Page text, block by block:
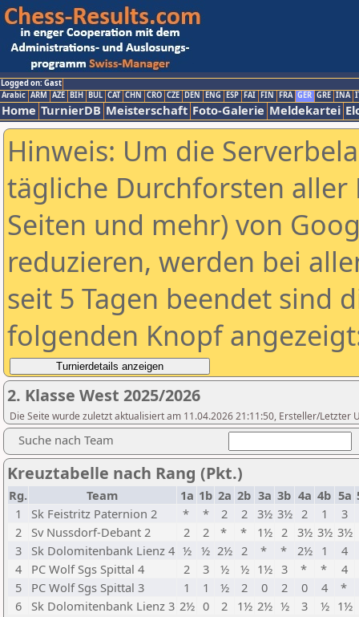
Logged on: Gast
Arabic ARM AZE BIH BUL CAT CHN CRO CZE DEN ENG ESP FAI FIN FRA GER GRE INA
Home TurnierDB Meisterschaft Foto-Galerie Meldekartei
Hinweis: Um die
tägliche Durchforsten aller
Seiten und mehr) von
reduzieren, werden bei
seit 5 Tagen beendet sind
folgenden Knopf
2. Klasse West 2025/2026
Die Seite wurde zuletzt aktualisiert am 11.04.2026 21:11:50, Ersteller/Letzter
Suche nach Team
Kreuztabelle nach Rang (Pkt.)
Rg. Team 1a 1b 2a 2b 3a 3b 4a 4b 5a
1
Sk Feistritz Paternion 2 * * 2 2 3½ 3½ 2 1
3
2
Sv Nussdorf-Debant 2 2 2 * * 1½ 2 3½ 3½ 3½
3
Sk Dolomitenbank Lienz 4 ½ ½ 2½ 2 * * 2½ 1
4
4
PC Wolf Sgs Spittal 4 2 3 ½ ½ 1½ 3 * *
4
5
PC Wolf Sgs Spittal 3 1 1 ½ 2 0 2 0 4 *
6
Sk Dolomitenbank Lienz 3 2½ 0 2 1½ 2½ ½ 3 ½ 1½